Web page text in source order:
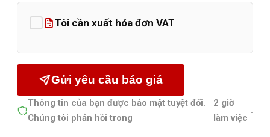
Tôi cần xuất hóa đơn VAT
Gửi yêu cầu báo giá
Thông tin của bạn được bảo mật tuyệt đối.
Chúng tôi phản hồi trong
2 giờ
làm việc
.